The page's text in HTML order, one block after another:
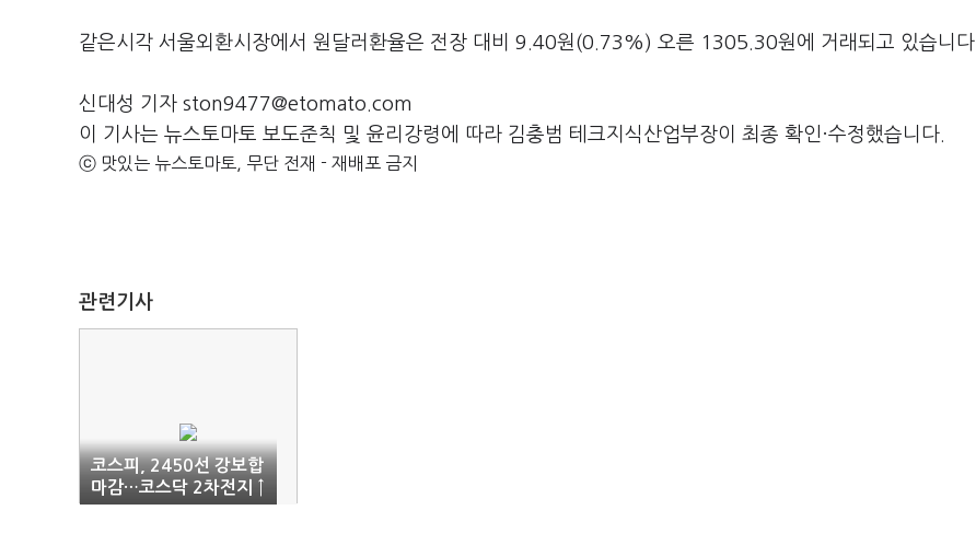
같은시각 서울외환시장에서 원달러환율은 전장 대비 9.40원(0.73%) 오른 1305.30원에 거래되고 있습니다.
신대성 기자 ston9477@etomato.com
이 기사는 뉴스토마토 보도준칙 및 윤리강령에 따라 김충범 테크지식산업부장이 최종 확인·수정했습니다.
ⓒ 맛있는 뉴스토마토, 무단 전재 - 재배포 금지
관련기사
코스피, 2450선 강보합
마감…코스닥 2차전지 ↑